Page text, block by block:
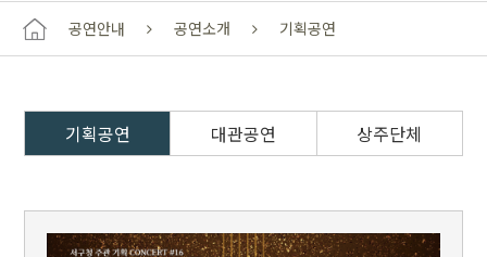
공연안내 공연소개 기획공연
기획공연 대관공연 상주단체